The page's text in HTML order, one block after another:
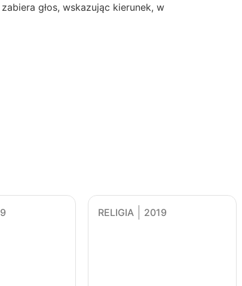
głos, wskazując kierunek, w
RELIGIA 2019